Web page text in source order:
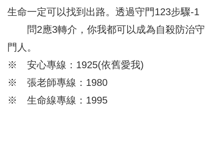
生命一定可以找到出路。透過守門123步驟-1
問2應3轉介，你我都可以成為自殺防治守
門人。
※ 安心專線：1925(依舊愛我)
※ 張老師專線：1980
※ 生命線專線：1995